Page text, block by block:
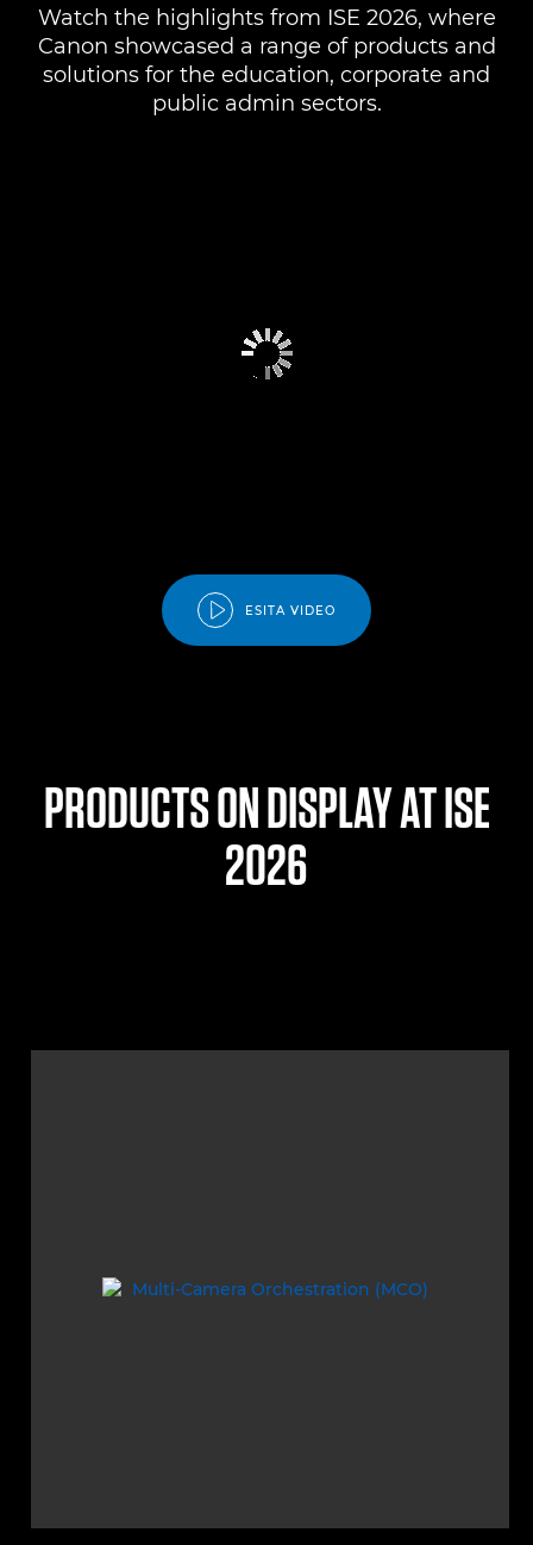
Watch the highlights from ISE 2026, where
Canon showcased a range of products and
solutions for the education, corporate and
public admin sectors.
ESITA VIDEO
PRODUCTS ON DISPLAY AT ISE
2026